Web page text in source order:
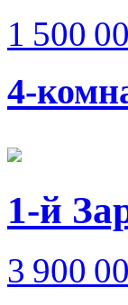
1 500
4-
1-й
3 900